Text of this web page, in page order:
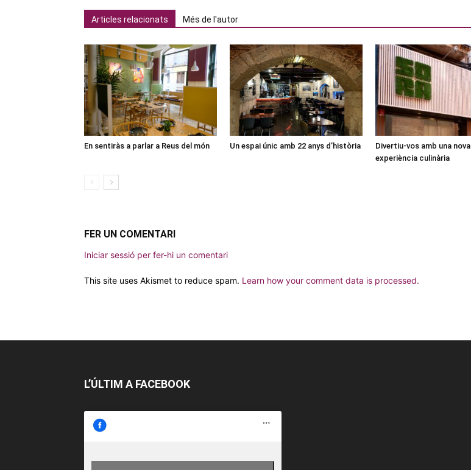
Articles relacionats Més de l'autor
En sentiràs a parlar a Reus del món Un espai únic amb 22 anys d’història
Divertiu-vos amb una nova
experiència culinària
FER UN COMENTARI
Iniciar sessió per fer-hi un comentari
This site uses Akismet to reduce spam. Learn how your comment data is processed.
L’ÚLTIM A FACEBOOK